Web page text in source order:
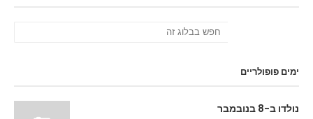
ימים פופולריים
נולדו ב-8 בנובמבר